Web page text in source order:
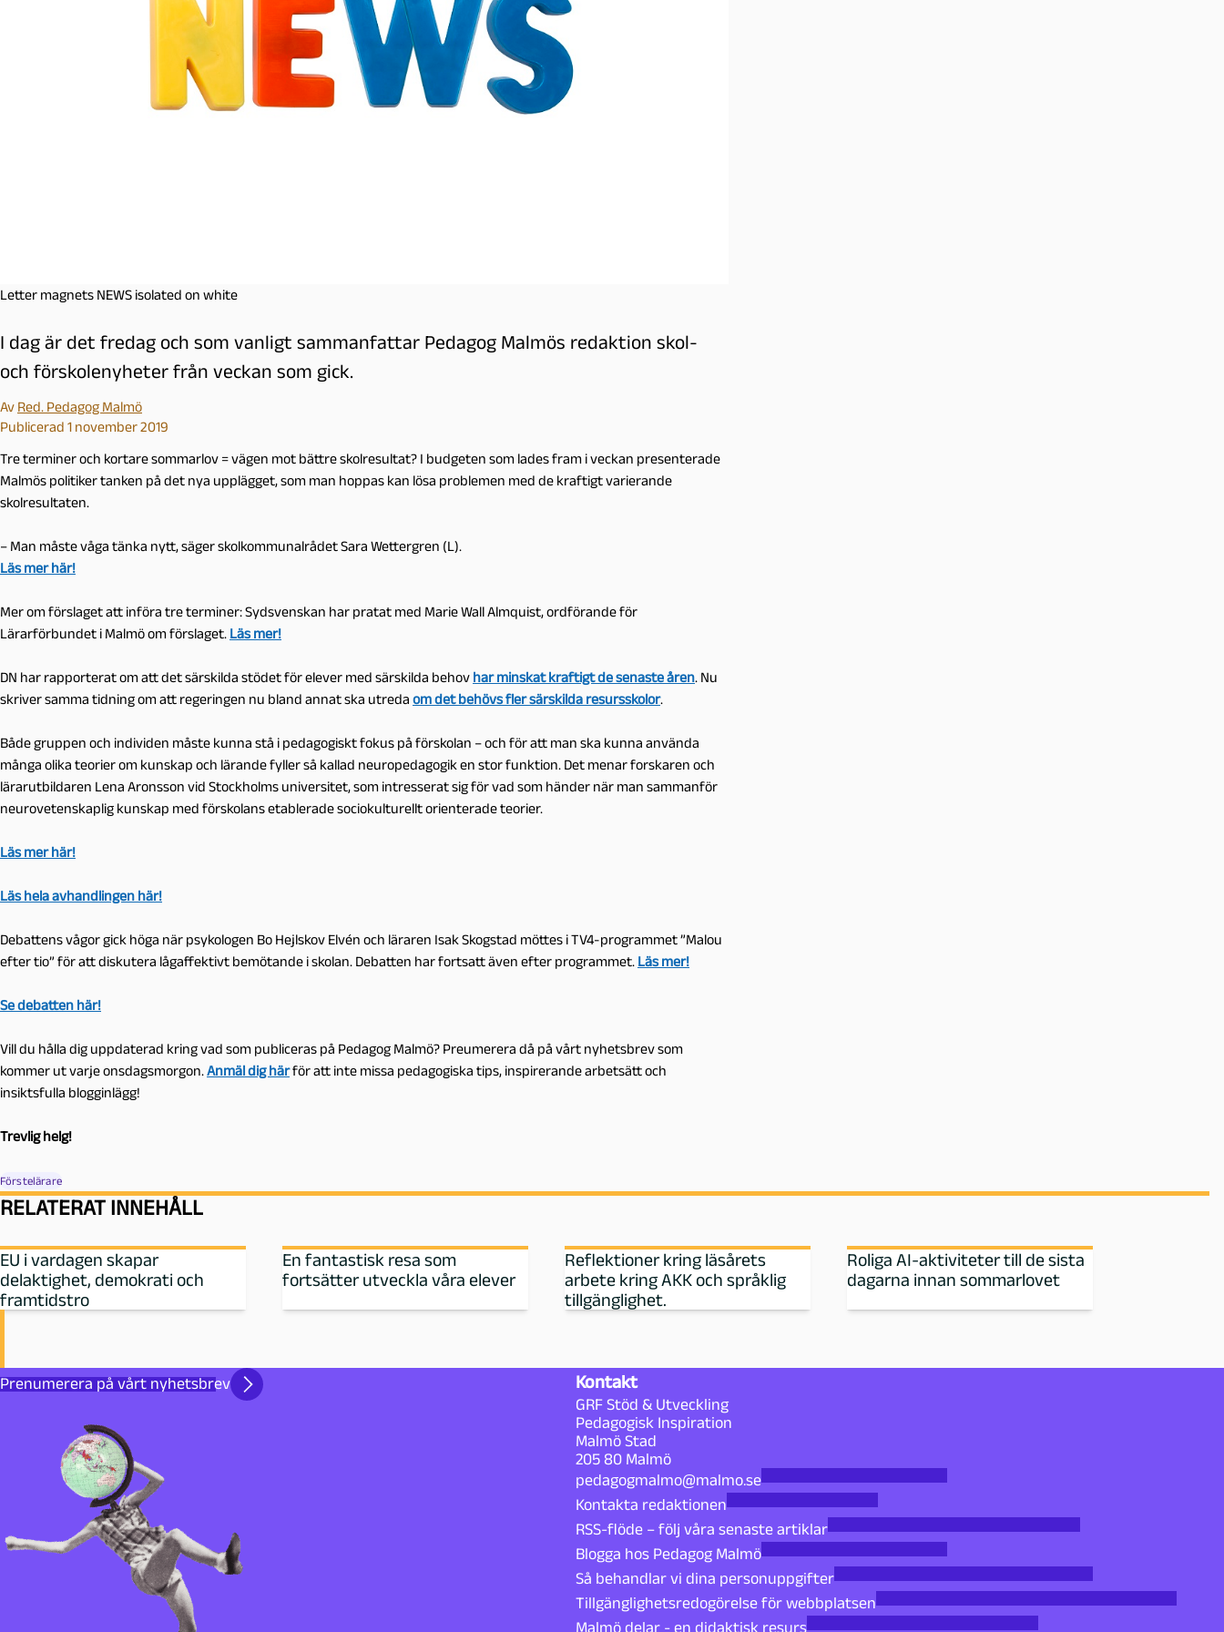
Letter magnets NEWS isolated on white
I dag är det fredag och som vanligt sammanfattar Pedagog Malmös redaktion skol-
och förskolenyheter från veckan som gick.
Av Red. Pedagog Malmö
Publicerad 1 november 2019
Tre terminer och kortare sommarlov = vägen mot bättre skolresultat? I budgeten som lades fram i veckan presenterade
Malmös politiker tanken på det nya upplägget, som man hoppas kan lösa problemen med de kraftigt varierande
skolresultaten.
– Man måste våga tänka nytt, säger skolkommunalrådet Sara Wettergren (L).
Läs mer här!
Mer om förslaget att införa tre terminer: Sydsvenskan har pratat med Marie Wall Almquist, ordförande för
Lärarförbundet i Malmö om förslaget. Läs mer!
DN har rapporterat om att det särskilda stödet för elever med särskilda behov har minskat kraftigt de senaste åren. Nu
skriver samma tidning om att regeringen nu bland annat ska utreda om det behövs fler särskilda resursskolor.
Både gruppen och individen måste kunna stå i pedagogiskt fokus på förskolan – och för att man ska kunna använda
många olika teorier om kunskap och lärande fyller så kallad neuropedagogik en stor funktion. Det menar forskaren och
lärarutbildaren Lena Aronsson vid Stockholms universitet, som intresserat sig för vad som händer när man sammanför
neurovetenskaplig kunskap med förskolans etablerade sociokulturellt orienterade teorier.
Läs mer här!
Läs hela avhandlingen här!
Debattens vågor gick höga när psykologen Bo Hejlskov Elvén och läraren Isak Skogstad möttes i TV4-programmet ”Malou
efter tio” för att diskutera lågaffektivt bemötande i skolan. Debatten har fortsatt även efter programmet. Läs mer!
Se debatten här!
Vill du hålla dig uppdaterad kring vad som publiceras på Pedagog Malmö? Preumerera då på vårt nyhetsbrev som
kommer ut varje onsdagsmorgon. Anmäldig härför att inte missa pedagogiska tips, inspirerande arbetsätt och
insiktsfulla blogginlägg!
Trevlig helg!
Förstelärare
RELATERAT INNEHÅLL
EU i vardagen skapar
delaktighet, demokrati och
framtidstro
En fantastisk resa som
fortsätter utveckla våra elever
Reflektioner kring läsårets
arbete kring AKK och språklig
tillgänglighet.
Roliga AI-aktiviteter till de sista
dagarna innan sommarlovet
Prenumerera på vårt nyhetsbrev Kontakt
GRF Stöd & Utveckling
Pedagogisk Inspiration
Malmö Stad
205 80 Malmö
pedagogmalmo@malmo.se
Kontakta redaktionen
RSS-flöde – följ våra senaste artiklar
Blogga hos Pedagog Malmö
Så behandlar vi dina personuppgifter
Tillgänglighetsredogörelse för webbplatsen
Malmö delar - en didaktisk resurs